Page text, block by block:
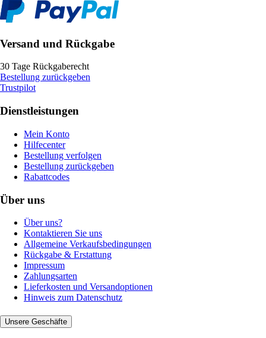
Versand und Rückgabe
30 Tage Rückgaberecht
Bestellung zurückgeben
Trustpilot
Dienstleistungen
Mein Konto
Hilfecenter
Bestellung verfolgen
Bestellung zurückgeben
Rabattcodes
Über uns
Über uns?
Kontaktieren Sie uns
Allgemeine Verkaufsbedingungen
Rückgabe & Erstattung
Impressum
Zahlungsarten
Lieferkosten und Versandoptionen
Hinweis zum Datenschutz
Unsere Geschäfte